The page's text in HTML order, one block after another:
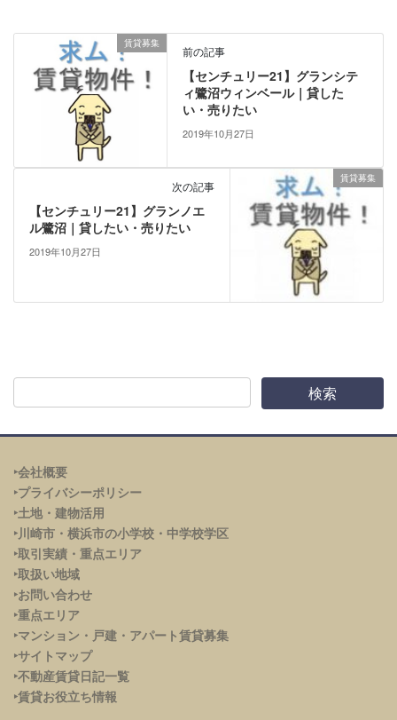
賃貸募集
前の記事
【センチュリー21】グランシテ
ィ鷺沼ウィンベール｜貸した
い・売りたい
2019年10月27日
賃貸募集
次の記事
【センチュリー21】グランノエ
ル鷺沼｜貸したい・売りたい
2019年10月27日
‣会社概要
‣プライバシーポリシー
‣土地・建物活用
‣川崎市・横浜市の小学校・中学校学区
‣取引実績・重点エリア
‣取扱い地域
‣お問い合わせ
‣重点エリア
‣マンション・戸建・アパート賃貸募集
‣サイトマップ
‣不動産賃貸日記一覧
‣賃貸お役立ち情報